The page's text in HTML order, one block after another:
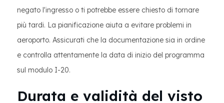
negato l'ingresso o ti potrebbe essere chiesto di tornare
più tardi. La pianificazione aiuta a evitare problemi in
aeroporto. Assicurati che la documentazione sia in ordine
e controlla attentamente la data di inizio del programma
sul modulo I-20.
Durata e validità del visto